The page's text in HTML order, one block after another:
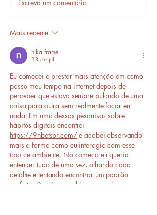
Escreva um comentário
Mais recente
nika frame
13 de jul.
Eu comecei a prestar mais atenção em como
passo meu tempo na internet depois de
perceber que estava sempre pulando de uma
coisa para outra sem realmente focar em
nada. Em uma dessas pesquisas sobre
hábitos digitais encontrei
https://9nbetsbr.com/ e acabei observando
mais a forma como eu interagia com esse
tipo de ambiente. No começo eu queria
entender tudo de uma vez, olhando cada
detalhe e tentando encontrar um padrão
perfeito. Depois percebi que o mais